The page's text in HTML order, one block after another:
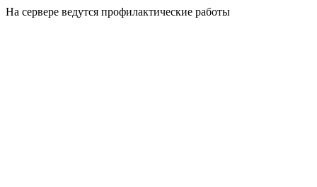
На сервере ведутся профилактические работы